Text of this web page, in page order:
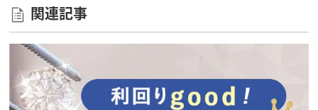
関連記事